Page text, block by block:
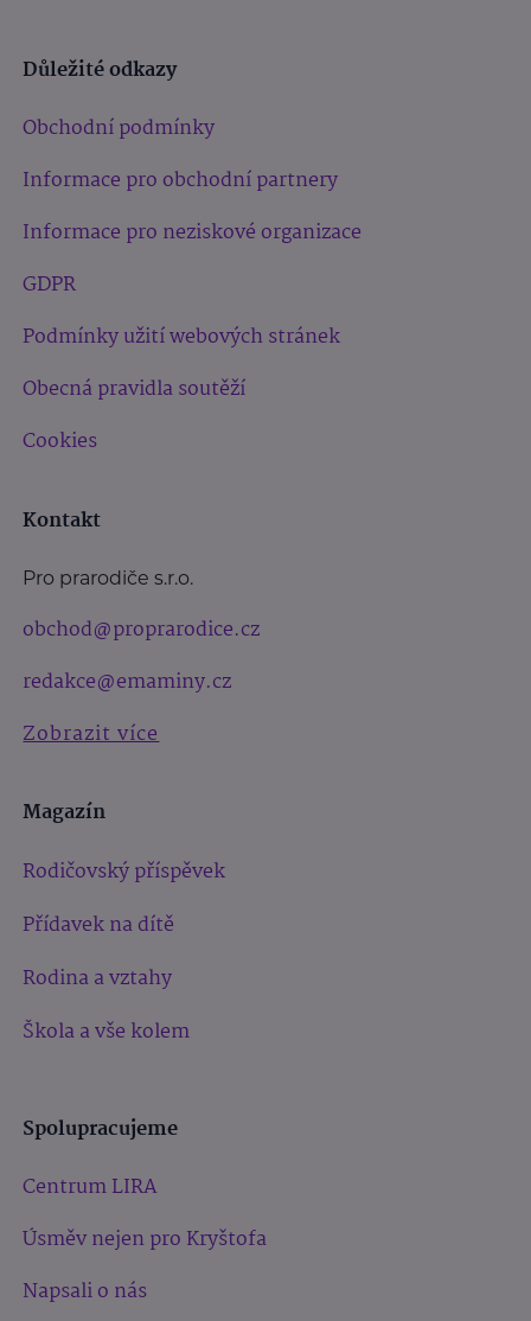
Důležité odkazy
Obchodní podmínky
Informace pro obchodní partnery
Informace pro neziskové organizace
GDPR
Podmínky užití webových stránek
Obecná pravidla soutěží
Cookies
Kontakt
Pro prarodiče s.r.o.
obchod@proprarodice.cz
redakce@emaminy.cz
Zobrazit více
Magazín
Rodičovský příspěvek
Přídavek na dítě
Rodina a vztahy
Škola a vše kolem
Spolupracujeme
Centrum LIRA
Úsměv nejen pro Kryštofa
Napsali o nás